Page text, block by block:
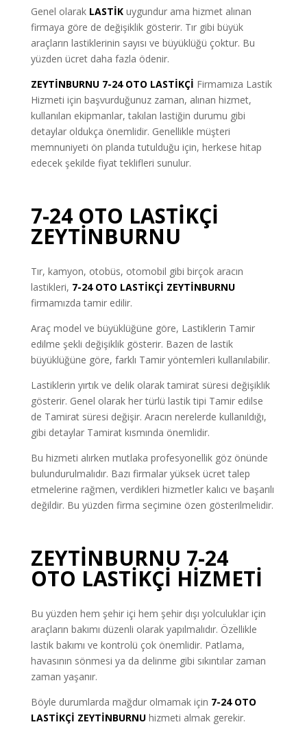
Genel olarak LASTİK uygundur ama hizmet alınan
firmaya göre de değişiklik gösterir. Tır gibi büyük
araçların lastiklerinin sayısı ve büyüklüğü çoktur. Bu
yüzden ücret daha fazla ödenir.
ZEYTİNBURNU 7-24 OTO LASTİKÇİ Firmamıza Lastik
Hizmeti için başvurduğunuz zaman, alınan hizmet,
kullanılan ekipmanlar, takılan lastiğin durumu gibi
detaylar oldukça önemlidir. Genellikle müşteri
memnuniyeti ön planda tutulduğu için, herkese hitap
edecek şekilde fiyat teklifleri sunulur.
7-24 OTO LASTİKÇİ
ZEYTİNBURNU
Tır, kamyon, otobüs, otomobil gibi birçok aracın
lastikleri, 7-24 OTO LASTİKÇİ ZEYTİNBURNU
firmamızda tamir edilir.
Araç model ve büyüklüğüne göre, Lastiklerin Tamir
edilme şekli değişiklik gösterir. Bazen de lastik
büyüklüğüne göre, farklı Tamir yöntemleri kullanılabilir.
Lastiklerin yırtık ve delik olarak tamirat süresi değişiklik
gösterir. Genel olarak her türlü lastik tipi Tamir edilse
de Tamirat süresi değişir. Aracın nerelerde kullanıldığı,
gibi detaylar Tamirat kısmında önemlidir.
Bu hizmeti alırken mutlaka profesyonellik göz önünde
bulundurulmalıdır. Bazı firmalar yüksek ücret talep
etmelerine rağmen, verdikleri hizmetler kalıcı ve başarılı
değildir. Bu yüzden firma seçimine özen gösterilmelidir.
ZEYTİNBURNU 7-24
OTO LASTİKÇİ HİZMETİ
Bu yüzden hem şehir içi hem şehir dışı yolculuklar için
araçların bakımı düzenli olarak yapılmalıdır. Özellikle
lastik bakımı ve kontrolü çok önemlidir. Patlama,
havasının sönmesi ya da delinme gibi sıkıntılar zaman
zaman yaşanır.
Böyle durumlarda mağdur olmamak için 7-24 OTO
LASTİKÇİ ZEYTİNBURNU hizmeti almak gerekir.